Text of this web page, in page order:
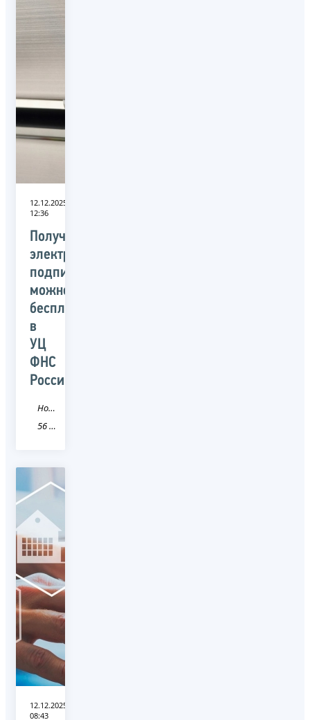
12.12.2025
12:36
Получить
электронную
подпись
можно
бесплатно
в
УЦ
ФНС
России
Новость
56 Оренбургская область
12.12.2025
08:43